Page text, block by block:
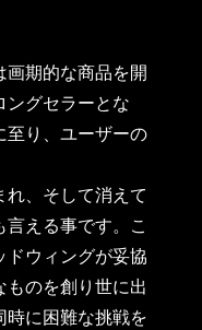
画期的な商品を開
ングセラーとな
至り、ユーザーの
れ、そして消えて
える事です。こ
ドウィングが妥協
ものを創り世に出
時に困難な挑戦を